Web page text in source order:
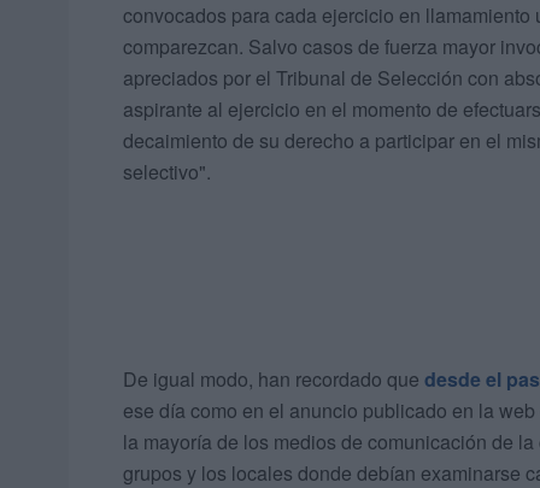
convocados para cada ejercicio en
comparezcan. Salvo casos de fuerza mayor
apreciados por el Tribunal de Selección con
aspirante al ejercicio en el momento de
decaimiento de su derecho a participar en el
selectivo".
De igual modo, han recordado que desde el
ese día como en el anuncio publicado en la
la mayoría de los medios de comunicación de
grupos y los locales donde debían examinarse